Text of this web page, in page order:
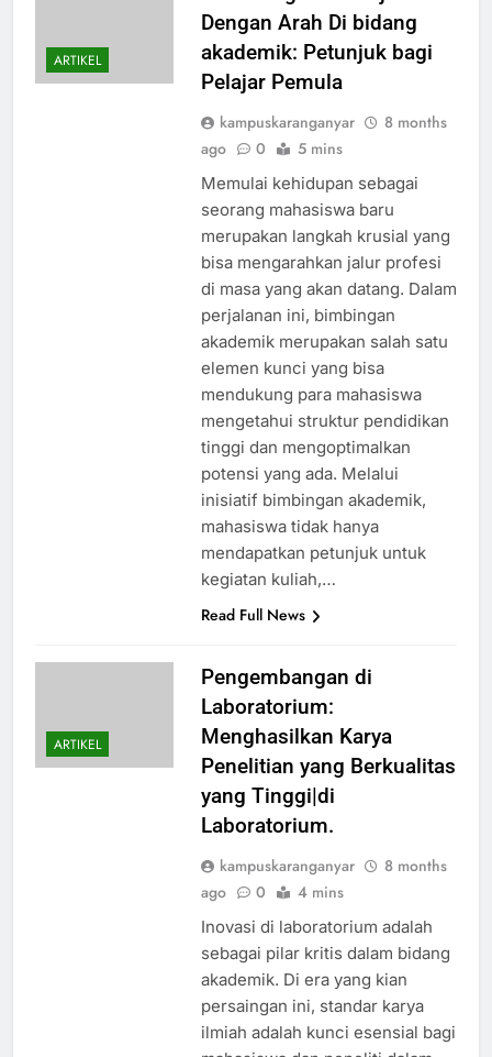
ARTIKEL
Dengan Arah Di bidang
akademik: Petunjuk bagi
Pelajar Pemula
kampuskaranganyar
8 months
ago
0 5 mins
Memulai kehidupan sebagai
seorang mahasiswa baru
merupakan langkah krusial yang
bisa mengarahkan jalur profesi
di masa yang akan datang. Dalam
perjalanan ini, bimbingan
akademik merupakan salah satu
elemen kunci yang bisa
mendukung para mahasiswa
mengetahui struktur pendidikan
tinggi dan mengoptimalkan
potensi yang ada. Melalui
inisiatif bimbingan akademik,
mahasiswa tidak hanya
mendapatkan petunjuk untuk
kegiatan kuliah,…
Read Full News
ARTIKEL
Pengembangan di
Laboratorium:
Menghasilkan Karya
Penelitian yang Berkualitas
yang Tinggi|di
Laboratorium.
kampuskaranganyar
8 months
ago
0 4 mins
Inovasi di laboratorium adalah
sebagai pilar kritis dalam bidang
akademik. Di era yang kian
persaingan ini, standar karya
ilmiah adalah kunci esensial bagi